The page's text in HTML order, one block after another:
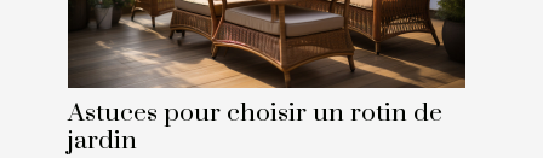
Astuces pour choisir un rotin de
jardin